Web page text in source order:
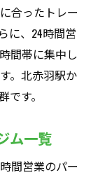
合ったトレー
に、24時間営
間帯に集中し
。北赤羽駅か
す。
ム一覧
間営業のパー